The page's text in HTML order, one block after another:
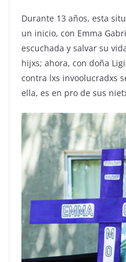
Durante 13 años, esta
un inicio, con Emma
escuchada y salvar su
hijxs; ahora, con doña
contra lxs invoolucradxs
ella, es en pro de sus